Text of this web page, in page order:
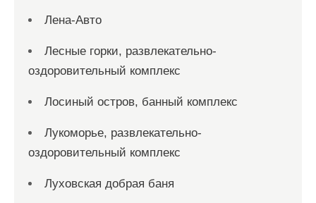
Лена-Авто
Лесные горки, развлекательно-
оздоровительный комплекс
Лосиный остров, банный комплекс
Лукоморье, развлекательно-
оздоровительный комплекс
Луховская добрая баня